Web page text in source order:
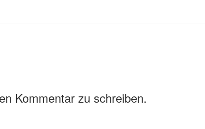
Kommentar zu schreiben.